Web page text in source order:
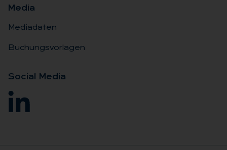
Me­dia
Mediadaten
Buchungsvorlagen
So­ci­al Me­dia